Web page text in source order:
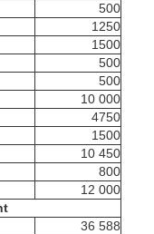
500
1250
1500
500
500
10 000
4750
1500
10 450
800
12 000
36 588